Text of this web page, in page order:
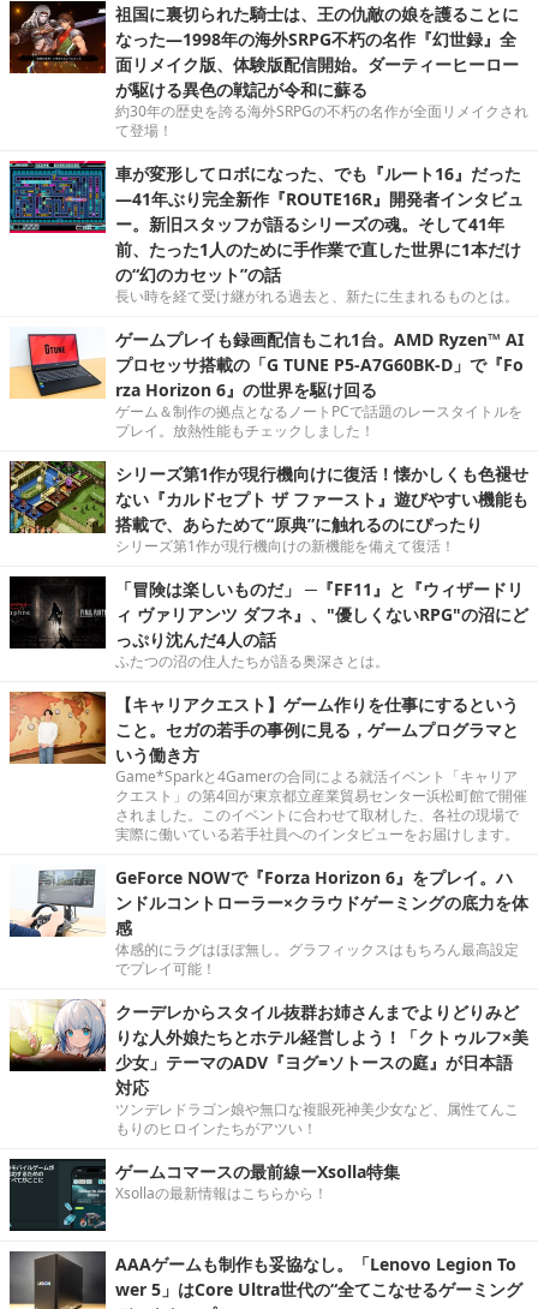
祖国に裏切られた騎士は、王の仇敵の娘を護ることに
なった―1998年の海外SRPG不朽の名作『幻世録』全
面リメイク版、体験版配信開始。ダーティーヒーロー
が駆ける異色の戦記が令和に蘇る
約30年の歴史を誇る海外SRPGの不朽の名作が全面リメイクされ
て登場！
車が変形してロボになった、でも『ルート16』だった
―41年ぶり完全新作『ROUTE16R』開発者インタビュ
ー。新旧スタッフが語るシリーズの魂。そして41年
前、たった1人のために手作業で直した世界に1本だけ
の“幻のカセット”の話
長い時を経て受け継がれる過去と、新たに生まれるものとは。
ゲームプレイも録画配信もこれ1台。AMD Ryzen™ AI
プロセッサ搭載の「G TUNE P5-A7G60BK-D」で『Fo
rza Horizon 6』の世界を駆け回る
ゲーム＆制作の拠点となるノートPCで話題のレースタイトルを
プレイ。放熱性能もチェックしました！
シリーズ第1作が現行機向けに復活！懐かしくも色褪せ
ない『カルドセプト ザ ファースト』遊びやすい機能も
搭載で、あらためて“原典”に触れるのにぴったり
シリーズ第1作が現行機向けの新機能を備えて復活！
「冒険は楽しいものだ」 ─『FF11』と『ウィザードリ
ィ ヴァリアンツ ダフネ』、"優しくないRPG"の沼にど
っぷり沈んだ4人の話
ふたつの沼の住人たちが語る奥深さとは。
【キャリアクエスト】ゲーム作りを仕事にするという
こと。セガの若手の事例に見る，ゲームプログラマと
いう働き方
Game*Sparkと4Gamerの合同による就活イベント「キャリア
クエスト」の第4回が東京都立産業貿易センター浜松町館で開催
されました。このイベントに合わせて取材した、各社の現場で
実際に働いている若手社員へのインタビューをお届けします。
GeForce NOWで『Forza Horizon 6』をプレイ。ハ
ンドルコントローラー×クラウドゲーミングの底力を体
感
体感的にラグはほぼ無し。グラフィックスはもちろん最高設定
でプレイ可能！
クーデレからスタイル抜群お姉さんまでよりどりみど
りな人外娘たちとホテル経営しよう！「クトゥルフ×美
少女」テーマのADV『ヨグ=ソトースの庭』が日本語
対応
ツンデレドラゴン娘や無口な複眼死神美少女など、属性てんこ
もりのヒロインたちがアツい！
ゲームコマースの最前線ーXsolla特集
Xsollaの最新情報はこちらから！
AAAゲームも制作も妥協なし。「Lenovo Legion To
wer 5」はCore Ultra世代の“全てこなせるゲーミング